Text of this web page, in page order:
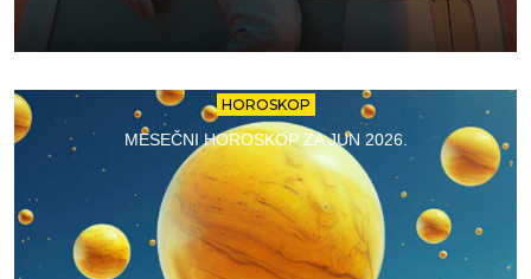
HOROSKOP
MESEČNI HOROSKOP ZA JUN 2026.